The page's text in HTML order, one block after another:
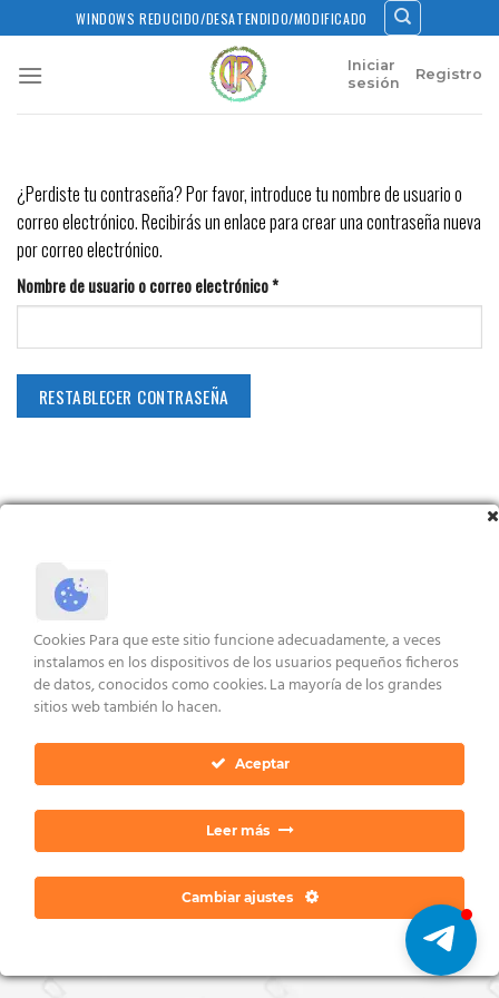
to
content
WINDOWS REDUCIDO/DESATENDIDO/MODIFICADO
Iniciar
sesión
Registro
¿Perdiste tu contraseña? Por favor, introduce tu nombre de usuario o
correo electrónico. Recibirás un enlace para crear una contraseña nueva
por correo electrónico.
Nombre de usuario o correo electrónico*Obligatorio
RESTABLECER CONTRASEÑA
AVISO LEGAL Y CONDICIONES
Copyright 2026 ©Dan Ratia
Cookies Para que este sitio funcione adecuadamente, a veces
instalamos en los dispositivos de los usuarios pequeños ficheros
de datos, conocidos como cookies. La mayoría de los grandes
sitios web también lo hacen.
Aceptar
Leer más
Cambiar ajustes